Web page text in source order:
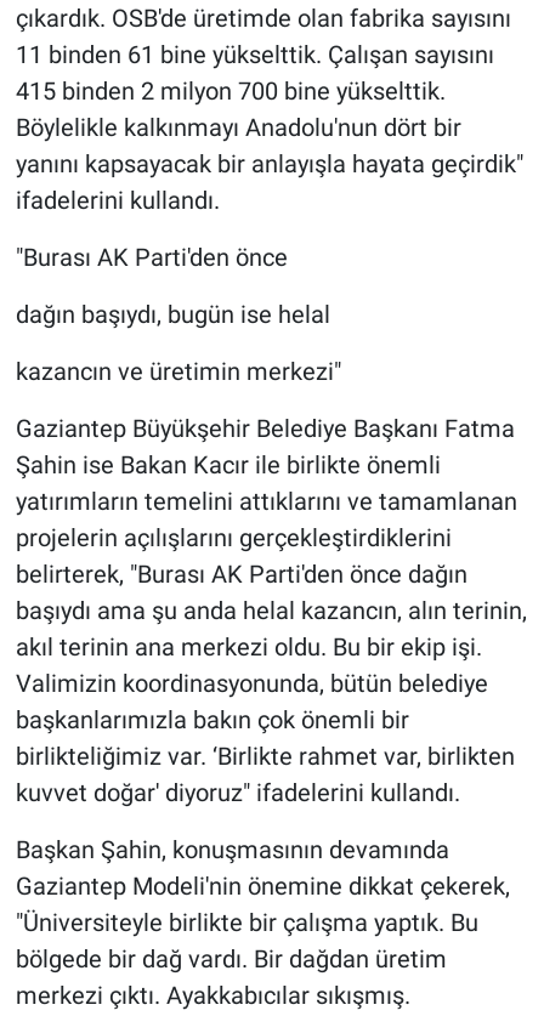
çıkardık. OSB'de üretimde olan fabrika sayısını
11 binden 61 bine yükselttik. Çalışan sayısını
415 binden 2 milyon 700 bine yükselttik.
Böylelikle kalkınmayı Anadolu'nun dört bir
yanını kapsayacak bir anlayışla hayata geçirdik"
ifadelerini kullandı.
"Burası AK Parti'den önce
dağın başıydı, bugün ise helal
kazancın ve üretimin merkezi"
Gaziantep Büyükşehir Belediye Başkanı Fatma
Şahin ise Bakan Kacır ile birlikte önemli
yatırımların temelini attıklarını ve tamamlanan
projelerin açılışlarını gerçekleştirdiklerini
belirterek, "Burası AK Parti'den önce dağın
başıydı ama şu anda helal kazancın, alın terinin,
akıl terinin ana merkezi oldu. Bu bir ekip işi.
Valimizin koordinasyonunda, bütün belediye
başkanlarımızla bakın çok önemli bir
birlikteliğimiz var. ‘Birlikte rahmet var, birlikten
kuvvet doğar' diyoruz" ifadelerini kullandı.
Başkan Şahin, konuşmasının devamında
Gaziantep Modeli'nin önemine dikkat çekerek,
"Üniversiteyle birlikte bir çalışma yaptık. Bu
bölgede bir dağ vardı. Bir dağdan üretim
merkezi çıktı. Ayakkabıcılar sıkışmış.